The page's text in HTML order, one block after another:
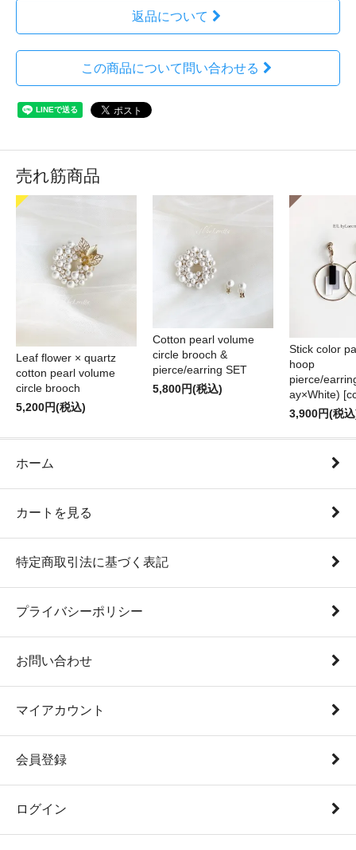
返品について
この商品について問い合わせる
売れ筋商品
Leaf flower × quartz
cotton pearl volume
circle brooch
5,200円(税込)
Cotton pearl volume
circle brooch &
pierce/earring SET
5,800円(税込)
Stick color
hoop
pierce/
ay×White)
3,900円(税
ホーム
カートを見る
特定商取引法に基づく表記
プライバシーポリシー
お問い合わせ
マイアカウント
会員登録
ログイン